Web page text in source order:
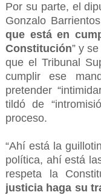
Por su parte, el
Gonzalo
que está en
Constitución” y
que el Tribunal
cumplir ese
pretender
tildó de
proceso.
“Ahí está la
política, ahí está
respeta la
justicia haga su